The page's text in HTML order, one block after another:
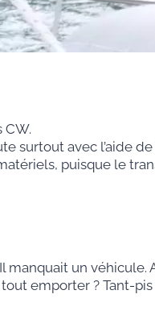
surtout avec l’aide de
puisque le
un véhicule.
emporter ? Tant-